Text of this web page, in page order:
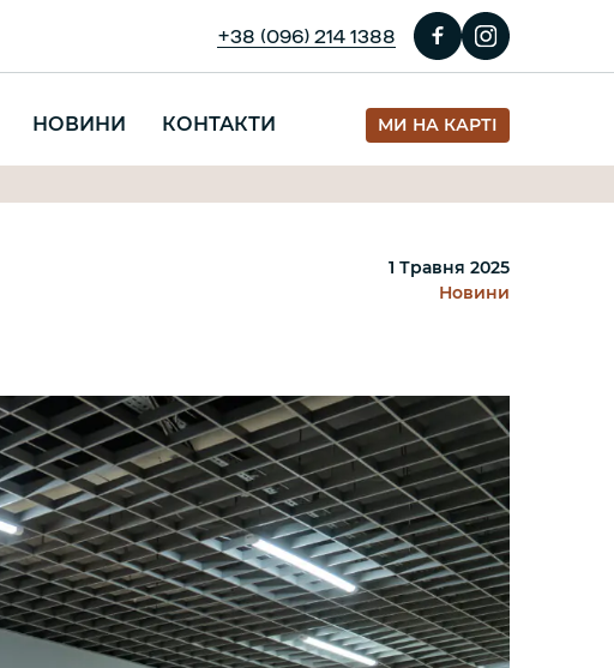
+38 (096) 214 1388
НОВИНИ КОНТАКТИ МИ НА КАРТІ
1 Травня 2025
Новини